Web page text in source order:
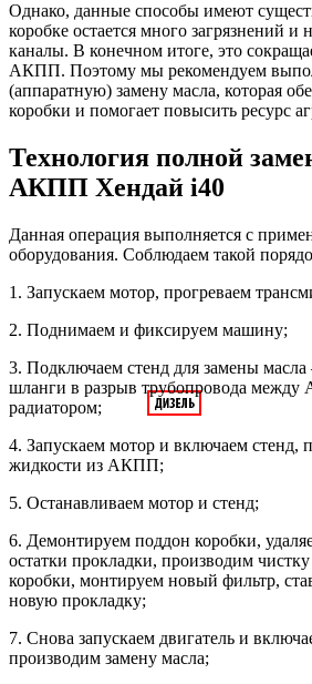
Однако, данные способы имеют
коробке остается много загрязнений
каналы. В конечном итоге, это
АКПП. Поэтому мы рекомендуем
(аппаратную) замену масла, которая
коробки и помогает повысить ресурс
Технология полной
АКПП Хендай i40
Данная операция выполняется с
оборудования. Соблюдаем такой
1. Запускаем мотор, прогреваем
2. Поднимаем и фиксируем машину;
3. Подключаем стенд для замены масла
шланги в разрыв трубопровода
радиатором;
4. Запускаем мотор и включаем стенд,
жидкости из АКПП;
5. Останавливаем мотор и стенд;
6. Демонтируем поддон коробки,
остатки прокладки, производим
коробки, монтируем новый фильтр,
новую прокладку;
7. Снова запускаем двигатель и
производим замену масла;